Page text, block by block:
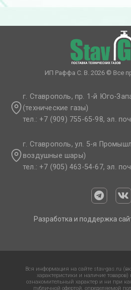
ИП Раффа С. В. 2026 © Все
г. Ставрополь, пр. 1-й Юго-
(технические газы)
тел.: +7 (909) 755-65-98, эл.
г. Ставрополь, ул. 5-я
воздушные шары)
тел.: +7 (905) 463-54-67, эл.
Разработка и поддержка
Вся информация на сайте stav-gas.ru
характеристики и наличие
ознакомительный характер и ни при
публичной офертой, определяемой